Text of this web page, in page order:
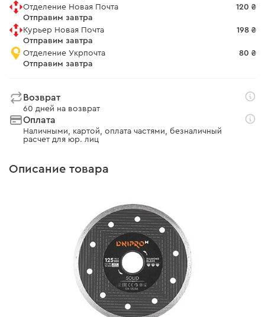
Отделение Новая Почта
Отправим завтра
120 ₴
Курьер Новая Почта
Отправим завтра
198 ₴
Отделение Укрпочта
Отправим завтра
80 ₴
Возврат
60 дней на возврат
Оплата
Наличными, картой, оплата частями, безналичный
расчет для юр. лиц
Описание товара